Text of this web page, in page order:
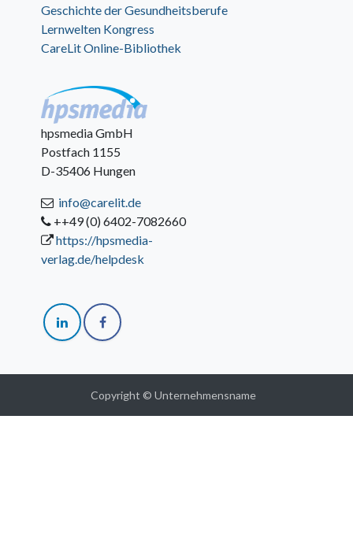
Geschichte der Gesundheitsberufe
Lernwelten Kongress
CareLit Online-Bibliothek
hpsmedia GmbH
Postfach 1155
D-35406 Hungen
info@carelit.de
++49 (0) 6402-7082660
https://hpsmedia-
verlag.de/helpdesk
Copyright © Unternehmensname